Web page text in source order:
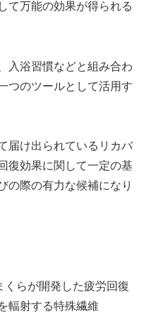
て万能の効果が得られる
入浴習慣などと組み合わ
つのツールとして活用す
届け出られているリカバ
復効果に関して一定の基
の際の有力な候補になり
らが開発した疲労回復
輻射する特殊繊維